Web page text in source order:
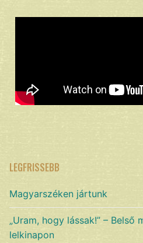
LEGFRISSEBB
Magyarszéken jártunk
„Uram, hogy lássak!” – Belső
lelkinapon